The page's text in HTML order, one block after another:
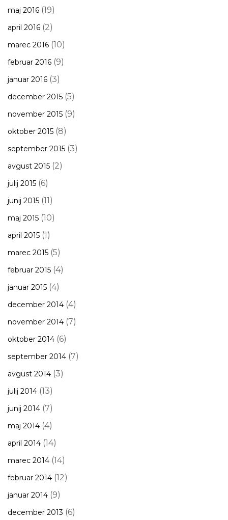
maj 2016 (19)
april 2016 (2)
marec 2016 (10)
februar 2016 (9)
januar 2016 (3)
december 2015 (5)
november 2015 (9)
oktober 2015 (8)
september 2015 (3)
avgust 2015 (2)
julij 2015 (6)
junij 2015 (11)
maj 2015 (10)
april 2015 (1)
marec 2015 (5)
februar 2015 (4)
januar 2015 (4)
december 2014 (4)
november 2014 (7)
oktober 2014 (6)
september 2014 (7)
avgust 2014 (3)
julij 2014 (13)
junij 2014 (7)
maj 2014 (4)
april 2014 (14)
marec 2014 (14)
februar 2014 (12)
januar 2014 (9)
december 2013 (6)